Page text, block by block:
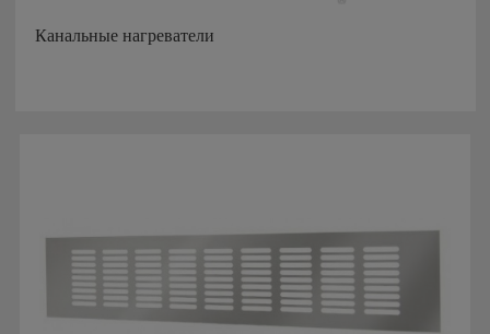
Канальные нагреватели